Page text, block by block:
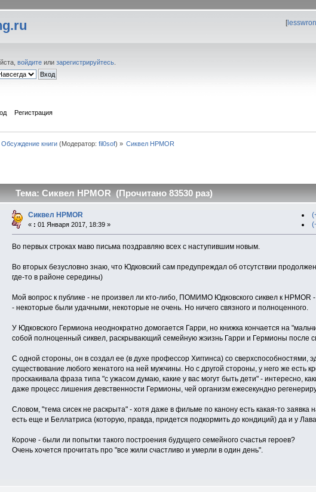
[
войдите илизарегистрируйтесь
Регистрация
Обсуждение книги (Модератор:fil0sof) » Сиквел HPMOR
Тема: Сиквел HPMOR (Прочитано 83530 раз)
Сиквел HPMOR
« : 01 Января 2017, 18:39 »
Во первых строках маво письма поздравляю всех с наступившим новым.
Во вторых безусловно знаю, что Юдковский сам предупреждал об отсутствии
где-то в районе середины)
Мой вопрос к публике - не произвел ли кто-либо, ПОМИМО Юдковского сиквел к
- некоторые были удачными, некоторые не очень. Но ничего связного и полноценного.
У Юдковского Гермиона неоднократно домогается Гарри, но книжка кончается на
собой полноценный сиквел, раскрывающий семейную жэизнь Гарри и Гермионы после
С одной стороны, он в создал ее (в духе профессор Хиггинса) со сверхспособностями,
существование любого женатого на ней мужчины. Но с другой стороны, у него же есть
проскакивала фраза типа "с ужасом думаю, какие у вас могут быть дети" - интересно,
даже процесс лишения девственности Гермионы, чей организм ежесекундно
Словом, "тема сисек не раскрыта" - хотя даже в фильме по канону есть какая-то
есть еще и Беллатриса (которую, правда, придется подкормить до кондиций) да и у
Короче - были ли попытки такого построения будущего семейного счастья героев?
Очень хочется прочитать про "все жили счастливо и умерли в один день".